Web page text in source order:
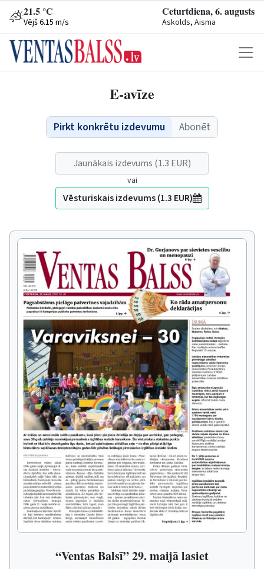
21.5 °C
Vējš 6.15 m/s
Ceturtdiena, 6. augusts
Askolds, Aisma
E-avīze
Pirkt konkrētu izdevumu Abonēt
Jaunākais izdevums (1.3 EUR)
vai
Vēsturiskais izdevums (1.3 EUR)
“Ventas Balsī” 29. maijā lasiet